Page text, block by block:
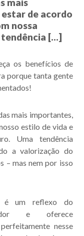
de acordo
nossa
[…]
os benefícios de
porque tanta gente
mais importantes,
estilo de vida e
Uma tendência
a valorização do
– mas nem por isso
é um reflexo do
e oferece
nesse